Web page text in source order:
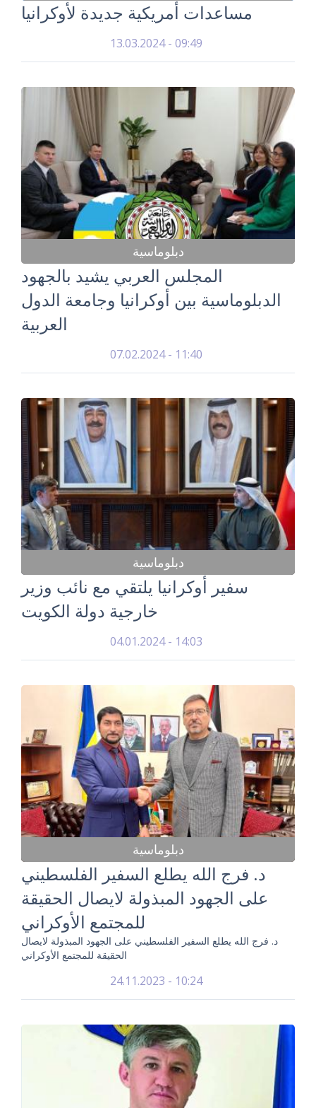
مساعدات أمريكية جديدة لأوكرانيا
13.03.2024 - 09:49
دبلوماسية
المجلس العربي يشيد بالجهود
الدبلوماسية بين أوكرانيا وجامعة الدول
العربية
07.02.2024 - 11:40
دبلوماسية
سفير أوكرانيا يلتقي مع نائب وزير
خارجية دولة الكويت
04.01.2024 - 14:03
دبلوماسية
د. فرج الله يطلع السفير الفلسطيني
على الجهود المبذولة لايصال الحقيقة
للمجتمع الأوكراني
د. فرج الله يطلع السفير الفلسطيني على الجهود المبذولة لايصال
الحقيقة للمجتمع الأوكراني
24.11.2023 - 10:24